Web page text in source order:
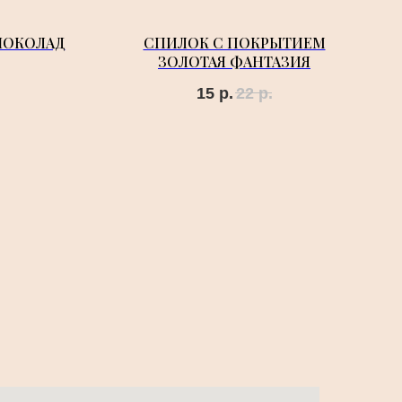
СПИЛОК С ПОКРЫТИЕМ
ЗОЛОТАЯ ФАНТАЗИЯ
15 р.22 р.